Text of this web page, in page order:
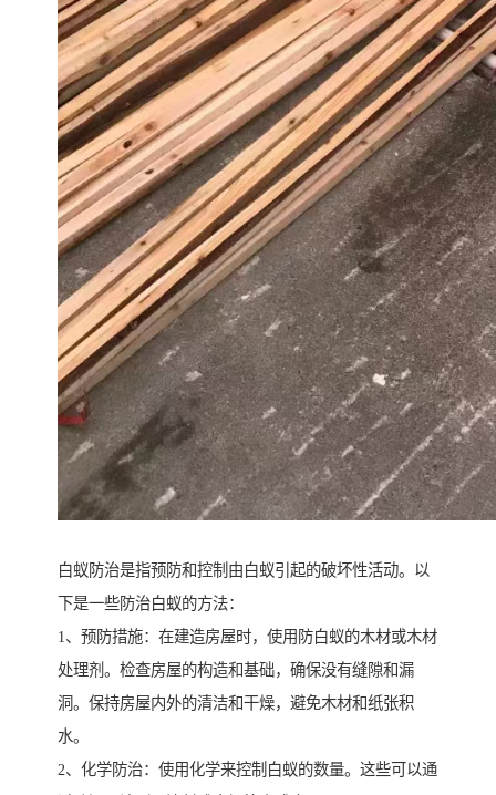
白蚁防治是指预防和控制由白蚁引起的破坏性活动。以
下是一些防治白蚁的方法：
1、预防措施：在建造房屋时，使用防白蚁的木材或木材
处理剂。检查房屋的构造和基础，确保没有缝隙和漏
洞。保持房屋内外的清洁和干燥，避免木材和纸张积
水。
2、化学防治：使用化学来控制白蚁的数量。这些可以通